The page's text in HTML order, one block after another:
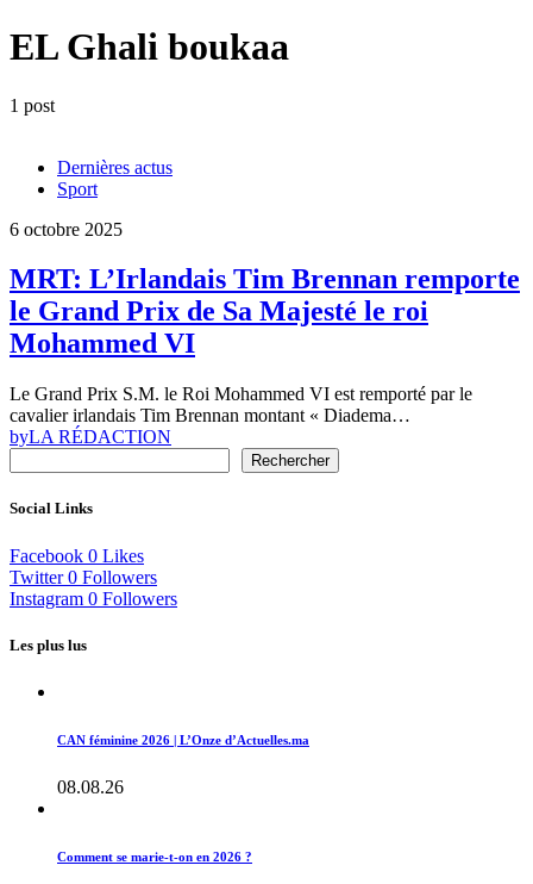
EL Ghali boukaa
1 post
Dernières actus
Sport
6 octobre 2025
MRT: L’Irlandais Tim Brennan remporte
le Grand Prix de Sa Majesté le roi
Mohammed VI
Le Grand Prix S.M. le Roi Mohammed VI est remporté par le
cavalier irlandais Tim Brennan montant « Diadema…
byLA RÉDACTION
Rechercher
Social Links
Facebook 0 Likes
Twitter 0 Followers
Instagram 0 Followers
Les plus lus
CAN féminine 2026 | L’Onze d’Actuelles.ma
08.08.26
Comment se marie-t-on en 2026 ?